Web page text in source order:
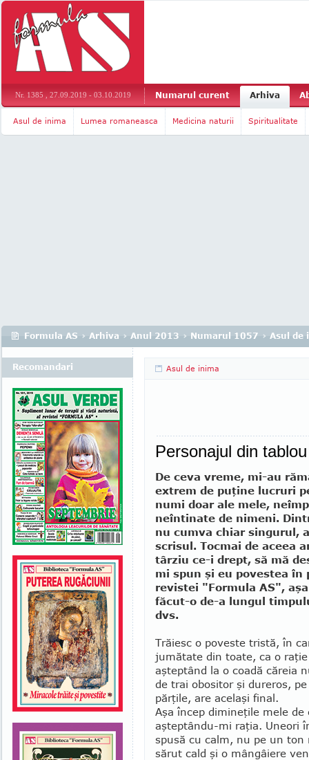
Nr. 1385 , 27.09.2019 - 03.10.2019 Numarul curent Arhiva
Asul de inima Lumea romaneasca Medicina naturii Spiritualitate
Formula AS › Arhiva › Anul 2013 › Numarul 1057 › Asul de
Asul de inima
Personajul din tablou
De ceva vreme, mi-au
extrem de puţine lucruri
numi doar ale mele,
neîntinate de nimeni.
nu cumva chiar singurul,
scrisul. Tocmai de aceea
târziu ce-i drept, să mă
mi spun şi eu povestea în
revistei "Formula AS",
făcut-o de-a lungul
dvs.
Trăiesc o poveste tristă, în
jumătate din toate, ca o
aştep­tând la o coadă căreia
de trai obositor şi dureros,
părţile, are acelaşi final.
Aşa încep dimineţile mele
aşteptându-mi raţia. Uneori
spusă cu calm, nu pe un ton
sărut cald şi o mân­­gâiere
Recomandari